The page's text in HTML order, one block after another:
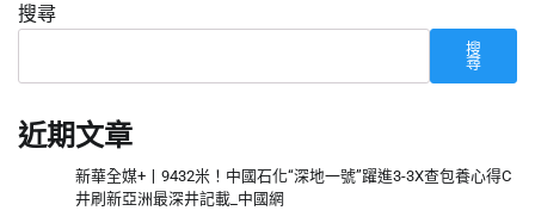
搜尋
搜
尋
近期文章
新華全媒+丨9432米！中國石化“深地一號”躍進3-3X查包養心得C
井刷新亞洲最深井記載_中國網